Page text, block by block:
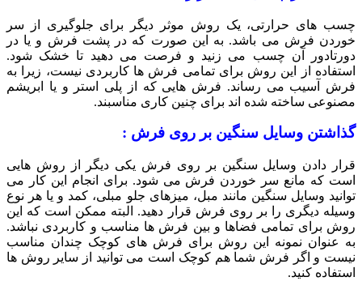
چسب های حرارتی، یک روش موثر دیگر برای جلوگیری از سر
خوردن فرش می باشد. به این صورت که در پشت فرش و یا در
دورتادور آن چسب می زنید و فرصت می دهید تا خشک شود.
استفاده از این روش برای تمامی فرش ها کاربردی نیست، زیرا به
فرش آسیب می رساند. فرش هایی که از پلی استر و یا ابریشم
مصنوعی ساخته شده اند برای چنین کاری مناسبند.
گذاشتن وسایل سنگین بر روی فرش :
قرار دادن وسایل سنگین بر روی فرش یکی دیگر از روش هایی
است که مانع سر خوردن فرش می شود. برای انجام این کار می
توانید وسایل سنگین مانند مبل، میزهای جلو مبلی، کمد و یا هر نوع
وسیله دیگری را بر روی فرش قرار دهید. البته ممکن است که این
روش برای تمامی فضاها و بین فرش ها مناسب و کاربردی نباشد.
به عنوان نمونه این روش برای فرش های کوچک چندان مناسب
نیست و اگر فرش شما هم کوچک است می توانید از سایر روش ها
استفاده کنید.